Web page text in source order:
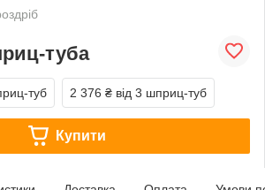
туба
туб 2 376 ₴ від 3 шприц-туб
Купити